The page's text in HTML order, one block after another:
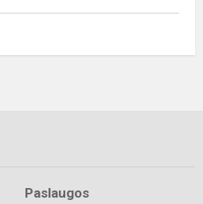
Paslaugos